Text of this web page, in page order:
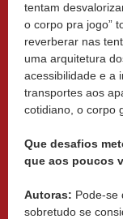
tentam
o corpo pra jogo”
reverberar nas
uma arquitetura
acessibilidade e a
transportes aos
cotidiano, o corpo
Que desafios
que aos poucos
Autoras: Pode-se
sobretudo se